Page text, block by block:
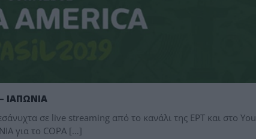
ΙΑΠΩΝΙΑ
σε live streaming από το κανάλι της ΕΡΤ και στο You
για το COPA […]